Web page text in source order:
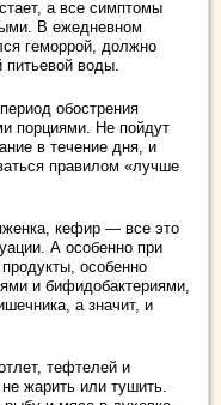
а все симптомы
В ежедневном
геморрой, должно
воды.
обострения
порциями. Не пойдут
в течение дня, и
правилом «лучше
кефир ― все это
А особенно при
особенно
и бифидобактериями,
а значит, и
тефтелей и
жарить или тушить.